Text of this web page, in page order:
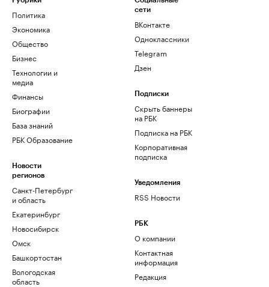
Политика
Экономика
Общество
Бизнес
Технологии и
медиа
Финансы
Биографии
База знаний
РБК Образование
Новости
регионов
Санкт-Петербург
и область
Екатеринбург
Новосибирск
Омск
Башкортостан
Вологодская
область
сети
ВКонтакте
Одноклассники
Telegram
Дзен
Подписки
Скрыть баннеры
на РБК
Подписка на РБК
Корпоративная
подписка
Уведомления
RSS Новости
РБК
О компании
Контактная
информация
Редакция